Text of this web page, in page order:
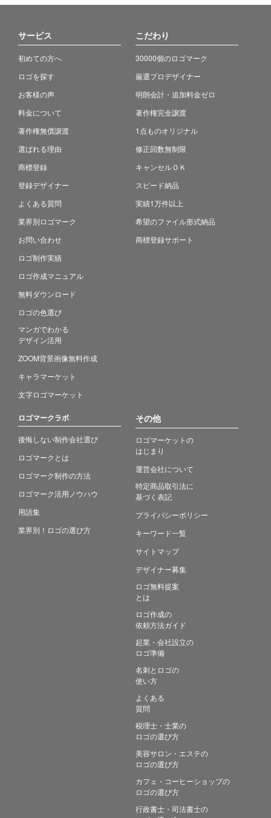
サービス
初めての方へ
ロゴを探す
お客様の声
料金について
著作権無償譲渡
選ばれる理由
商標登録
登録デザイナー
よくある質問
業界別ロゴマーク
お問い合わせ
ロゴ制作実績
ロゴ作成マニュアル
無料ダウンロード
ロゴの色選び
マンガでわかる
デザイン活用
ZOOM背景画像無料作成
キャラマーケット
文字ロゴマーケット
こだわり
30000個のロゴマーク
厳選プロデザイナー
明朗会計・追加料金ゼロ
著作権完全譲渡
1点ものオリジナル
修正回数無制限
キャンセルＯＫ
スピード納品
実績1万件以上
希望のファイル形式納品
商標登録サポート
ロゴマークラボ
後悔しない制作会社選び
ロゴマークとは
ロゴマーク制作の方法
ロゴマーク活用ノウハウ
用語集
業界別！ロゴの選び方
その他
ロゴマーケットの
はじまり
運営会社について
特定商品取引法に
基づく表記
プライバシーポリシー
キーワード一覧
サイトマップ
デザイナー募集
ロゴ無料提案
とは
ロゴ作成の
依頼方法ガイド
起業・会社設立の
ロゴ準備
名刺とロゴの
使い方
よくある
質問
税理士・士業の
ロゴの選び方
美容サロン・エステの
ロゴの選び方
カフェ・コーヒーショップの
ロゴの選び方
行政書士・司法書士の